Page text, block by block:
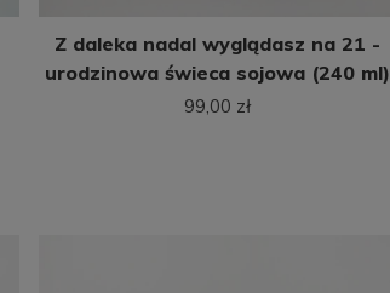
Z daleka nadal wyglądasz na 21 -
urodzinowa świeca sojowa (240 ml)
99,00 zł